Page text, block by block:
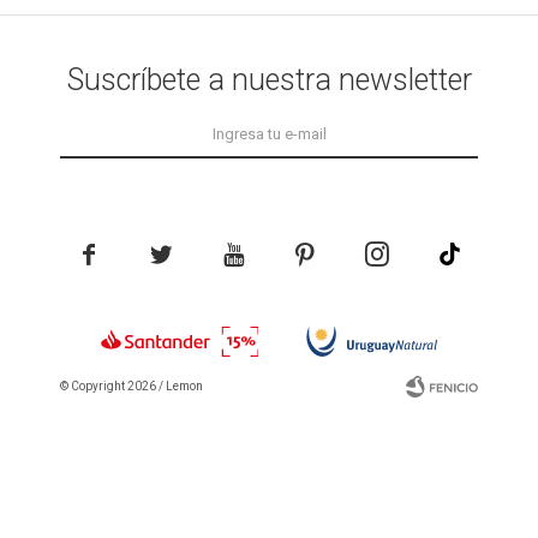
Suscríbete a nuestra newsletter
    
© Copyright 2026 / Lemon